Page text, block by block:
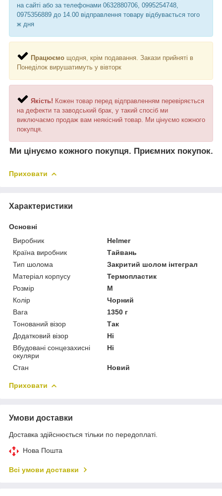
на сайті або за телефонами 0632880706, 0995254748,
0975356889 до 14.00 відправлення товару відбувається того
ж дня
Працюємо щодня, крім подавання. Закази прийняті в
Понеділок вирушатимуть у вівторк
Якість! Кожен товар перед відправленням перевіряється
на дефекти та заводський брак, у такий спосіб ми
виключаємо продаж вам неякісний товар. Ми цінуємо кожного
покупця.
Ми цінуємо кожного покупця. Приємних покупок.
Приховати
Характеристики
Основні
Виробник
Helmer
Країна виробник
Тайвань
Тип шолома
Закритий шолом інтеграл
Матеріал корпусу
Термопластик
Розмір
M
Колір
Чорний
Вага
1350 г
Тонований візор
Так
Додатковий візор
Ні
Вбудовані сонцезахисні
окуляри
Ні
Стан Новий
Приховати
Умови доставки
Доставка здійснюється тільки по передоплаті.
Нова Пошта
Всі умови доставки